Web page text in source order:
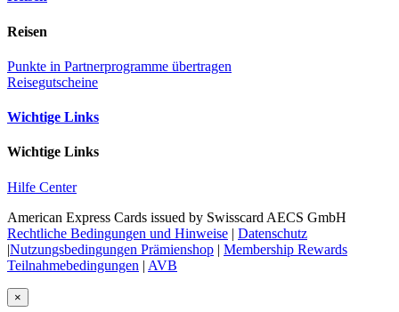
Reisen
Punkte in Partnerprogramme übertragen
Reisegutscheine
Wichtige Links
Wichtige Links
Hilfe Center
American Express Cards issued by Swisscard AECS GmbH
Rechtliche Bedingungen und Hinweise | Datenschutz
|Nutzungsbedingungen Prämienshop | Membership Rewards
Teilnahmebedingungen | AVB
×